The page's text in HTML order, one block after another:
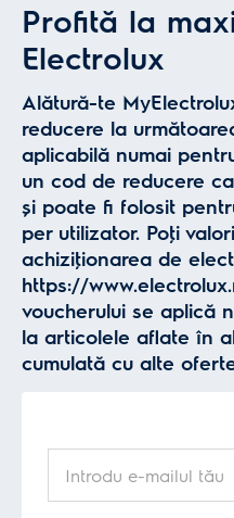
Profită la
Electrolux
Alătură-te
reducere la
aplicabilă numai
un cod de reducere
și poate fi folosit
per utilizator. Poţi
achiziţionarea de
https://
voucherului se aplică
la articolele aflate în
cumulată cu alte